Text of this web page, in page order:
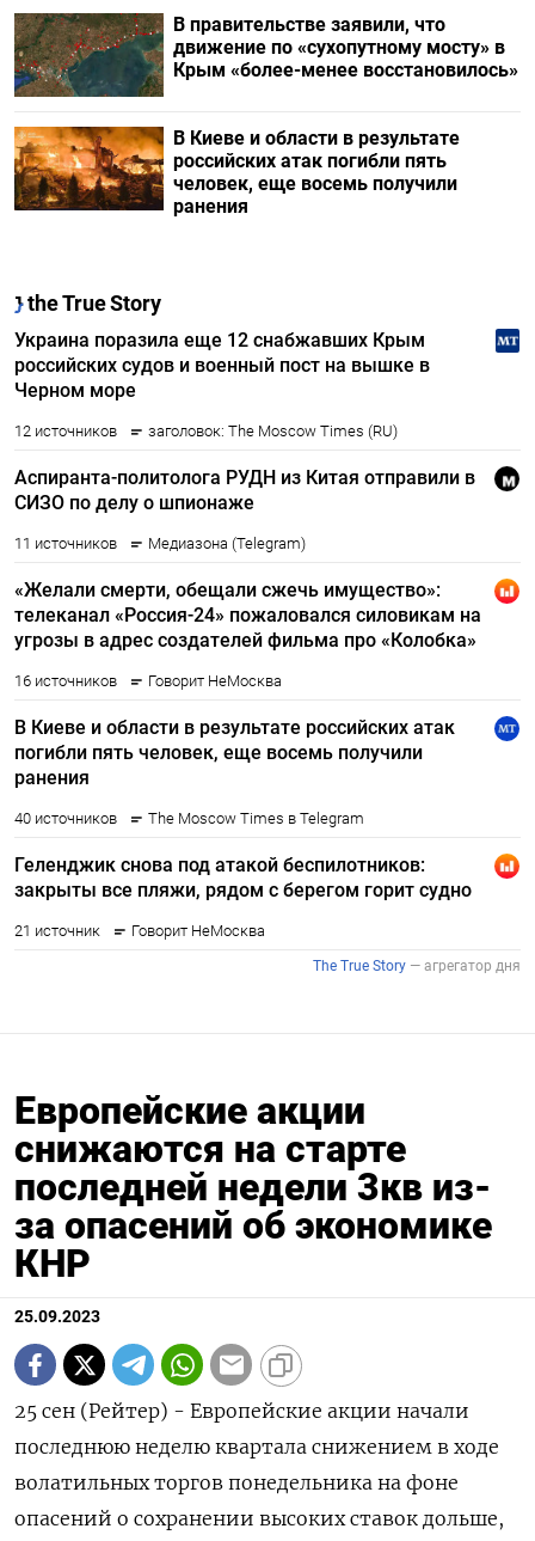
В правительстве заявили, что
движение по «сухопутному мосту» в
Крым «более-менее восстановилось»
В Киеве и области в результате
российских атак погибли пять
человек, еще восемь получили
ранения
Европейские акции
снижаются на старте
последней недели 3кв из-
за опасений об экономике
КНР
25.09.2023
25 сен (Рейтер) - Европейские акции начали
последнюю неделю квартала снижением в ходе
волатильных торгов понедельника на фоне
опасений о сохранении высоких ставок дольше,